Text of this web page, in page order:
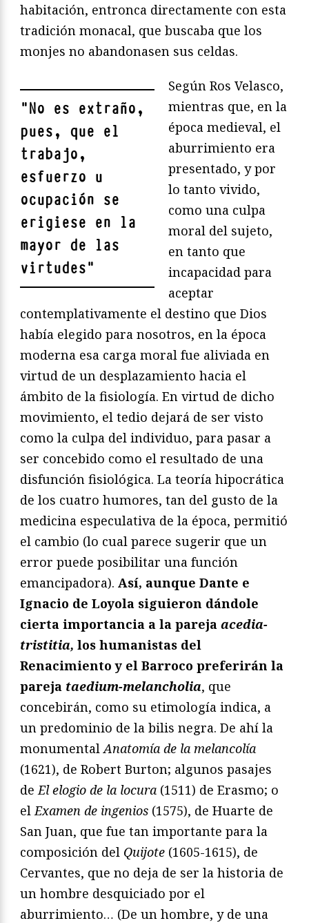
habitación, entronca directamente con esta
tradición monacal, que buscaba que los
monjes no abandonasen sus celdas.
"No es extraño,
pues, que el
trabajo,
esfuerzo u
ocupación se
erigiese en la
mayor de las
virtudes"
Según Ros Velasco,
mientras que, en la
época medieval, el
aburrimiento era
presentado, y por
lo tanto vivido,
como una culpa
moral del sujeto,
en tanto que
incapacidad para
aceptar
contemplativamente el destino que Dios
había elegido para nosotros, en la época
moderna esa carga moral fue aliviada en
virtud de un desplazamiento hacia el
ámbito de la fisiología. En virtud de dicho
movimiento, el tedio dejará de ser visto
como la culpa del individuo, para pasar a
ser concebido como el resultado de una
disfunción fisiológica. La teoría hipocrática
de los cuatro humores, tan del gusto de la
medicina especulativa de la época, permitió
el cambio (lo cual parece sugerir que un
error puede posibilitar una función
emancipadora). Así, aunque Dante e
Ignacio de Loyola siguieron dándole
cierta importancia a la pareja acedia-
tristitia, los humanistas del
Renacimiento y el Barroco preferirán la
pareja taedium-melancholia, que
concebirán, como su etimología indica, a
un predominio de la bilis negra. De ahí la
monumentalAnatomía de la melancolía
(1621), de Robert Burton; algunos pasajes
deEl elogio de la locura (1511) de Erasmo; o
elExamen de ingenios (1575), de Huarte de
San Juan, que fue tan importante para la
composición del Quijote (1605-1615), de
Cervantes, que no deja de ser la historia de
un hombre desquiciado por el
aburrimiento… (De un hombre, y de una